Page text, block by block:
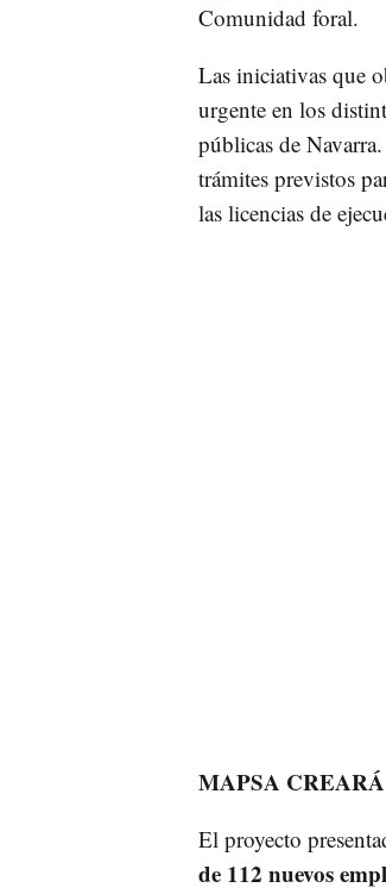
Comunidad foral.
Las iniciativas que
urgente en los
públicas de
trámites previstos
las licencias de
MAPSA
El proyecto
de 112 nuevos